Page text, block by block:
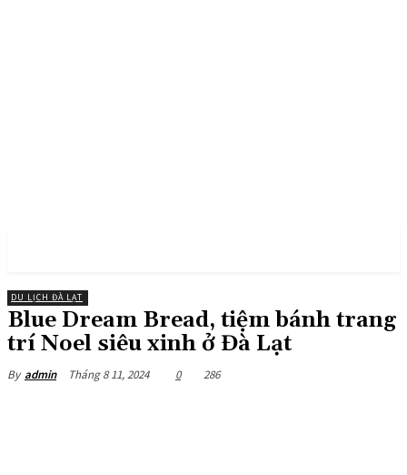
DU LỊCH ĐÀ LẠT
Blue Dream Bread, tiệm bánh trang
trí Noel siêu xinh ở Đà Lạt
By admin Tháng 8 11, 2024 0 286